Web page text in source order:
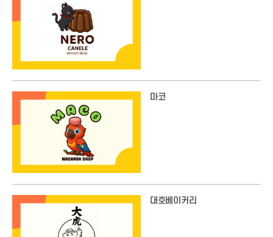
마코
대호베이커리